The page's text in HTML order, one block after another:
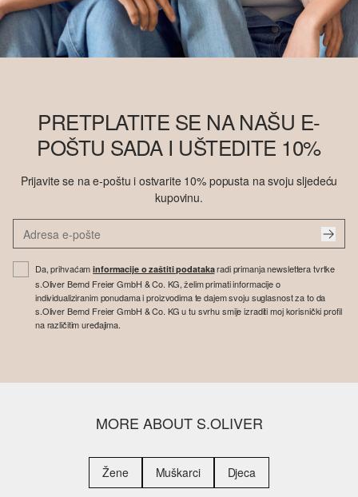
PRETPLATITE SE NA NAŠU E-
POŠTU SADA I UŠTEDITE 10%
Prijavite se na e-poštu i ostvarite 10% popusta na svoju sljedeću
kupovinu.
Da, prihvaćaminformacije o zaštiti podatakaradi primanja newslettera tvrtke
s.Oliver Bernd Freier GmbH & Co. KG, želim primati informacije o
individualiziranim ponudama i proizvodima te dajem svoju suglasnost za to da
s.Oliver Bernd Freier GmbH & Co. KG u tu svrhu smije izraditi moj korisnički profil
na različitim uređajima.
MORE ABOUT S.OLIVER
Žene Muškarci Djeca